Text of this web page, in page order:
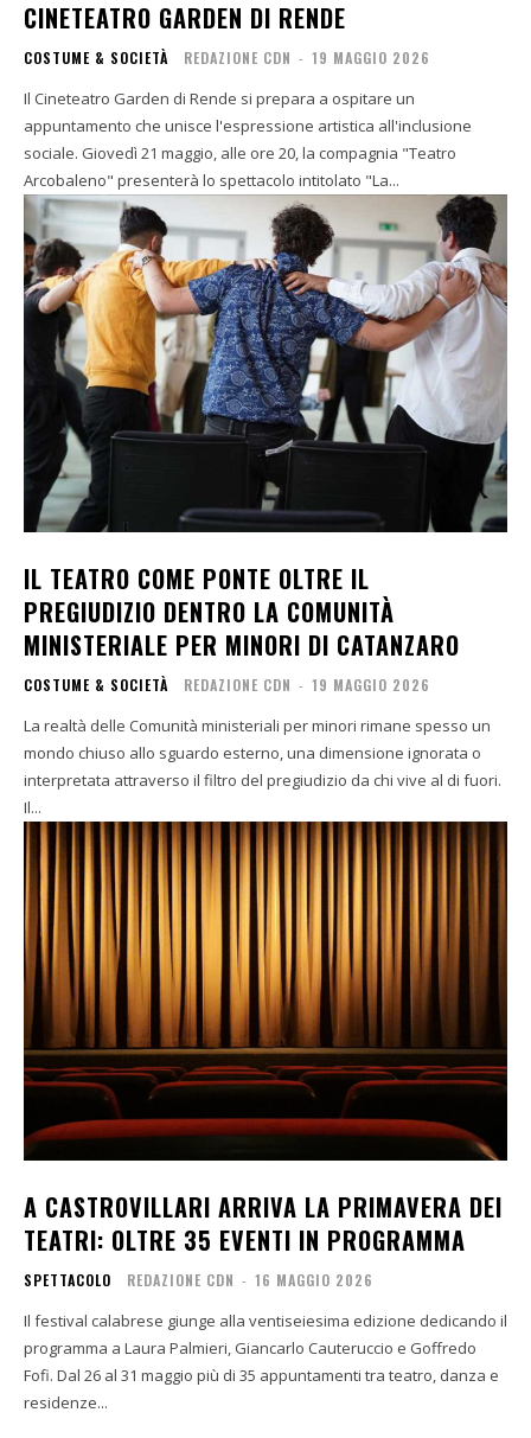
CINETEATRO GARDEN DI RENDE
COSTUME & SOCIETÀ REDAZIONE CDN - 19 MAGGIO 2026
Il Cineteatro Garden di Rende si prepara a ospitare un
appuntamento che unisce l'espressione artistica all'inclusione
sociale. Giovedì 21 maggio, alle ore 20, la compagnia "Teatro
Arcobaleno" presenterà lo spettacolo intitolato "La...
IL TEATRO COME PONTE OLTRE IL
PREGIUDIZIO DENTRO LA COMUNITÀ
MINISTERIALE PER MINORI DI CATANZARO
COSTUME & SOCIETÀ REDAZIONE CDN - 19 MAGGIO 2026
La realtà delle Comunità ministeriali per minori rimane spesso un
mondo chiuso allo sguardo esterno, una dimensione ignorata o
interpretata attraverso il filtro del pregiudizio da chi vive al di fuori.
Il...
A CASTROVILLARI ARRIVA LA PRIMAVERA DEI
TEATRI: OLTRE 35 EVENTI IN PROGRAMMA
SPETTACOLO REDAZIONE CDN - 16 MAGGIO 2026
Il festival calabrese giunge alla ventiseiesima edizione dedicando il
programma a Laura Palmieri, Giancarlo Cauteruccio e Goffredo
Fofi. Dal 26 al 31 maggio più di 35 appuntamenti tra teatro, danza e
residenze...